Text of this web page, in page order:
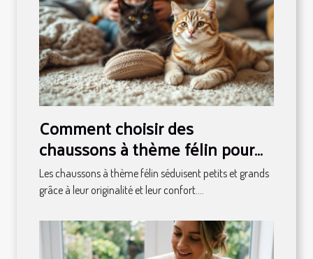
Comment choisir des
chaussons à thème félin pour
toute la famille ?
Les chaussons à thème félin séduisent petits et grands
grâce à leur originalité et leur confort....